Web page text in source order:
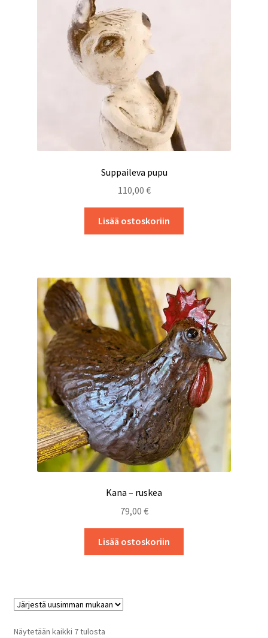
Suppaileva pupu
110,00 €
Lisää ostoskoriin
Kana – ruskea
79,00 €
Lisää ostoskoriin
Näytetään kaikki 7 tulostaSorted